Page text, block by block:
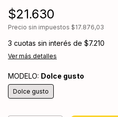
$21.630
Precio sin impuestos $17.876,03
3 cuotas sin interés de $7.210
Ver más detalles
MODELO: Dolce gusto
Dolce gusto